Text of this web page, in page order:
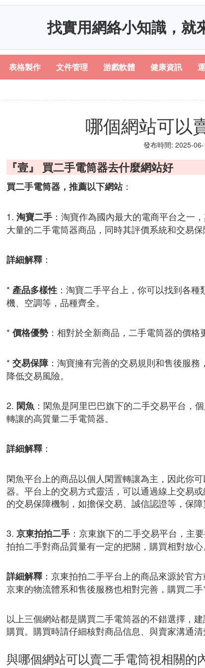
找實用網絡小知識，就
表格製作 文件管理 游戲軟體 健康資訊
哪個網站可以
發布時間: 2025-
『壹』 買二手電筒器去什麼網站好
買二手電筒器，推薦以下網站：
1. 淘寶二手 ：淘寶作為國內最大的電商平台之一
大量的二手電筒器商品，同時其評價系統和交易
詳細解釋 ：
* 產品多樣性 ：淘寶二手平台上，你可以找到各
機、空調等，品種齊全。
* 價格優勢 ：相對於全新商品，二手電筒器的價格
* 交易保障：淘寶擁有完善的交易規則和售後服務
降低交易風險。
2. 閑魚 ：閑魚是阿里巴巴旗下的二手交易平台，
轉讓的高質量二手電筒器。
詳細解釋 ：
閑魚平台上的商品以個人閑置轉讓為主，因此你
器。平台上的交易方式靈活，可以通過線上交易
的交易保障機制，如擔保交易、誠信認證等，保障
3. 京東拍拍二手 ：京東旗下的二手交易平台，主
拍拍二手對商品質量有一定的把關，購買相對放心
詳細解釋 ：京東拍拍二手平台上的商品來源於官
京東的物流體系和售後服務也相對完善，購買二
以上三個網站都是購買二手電筒器的不錯選擇，
購買。購買時請仔細核對商品信息、與賣家溝通清
與哪個網站可以賣二手電筒視相關的